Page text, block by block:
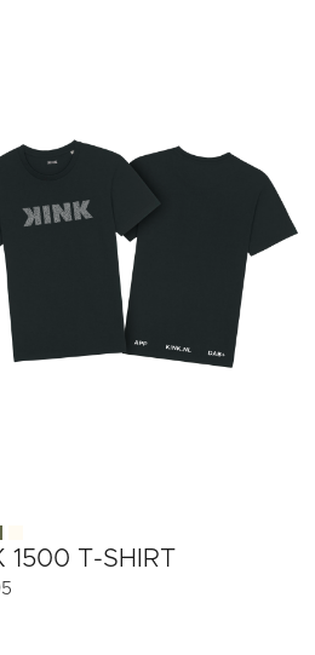
1500 T-SHIRT